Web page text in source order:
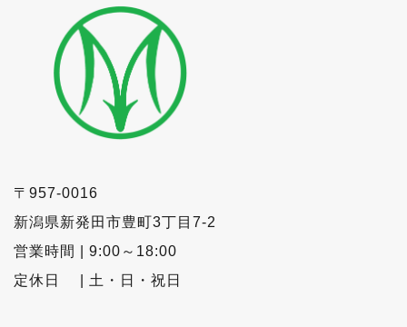
〒957-0016
新潟県新発田市豊町3丁目7-2
営業時間 | 9:00～18:00
定休日 | 土・日・祝日